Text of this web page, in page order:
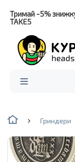
Тримай -5%
TAKE5
Гриндери